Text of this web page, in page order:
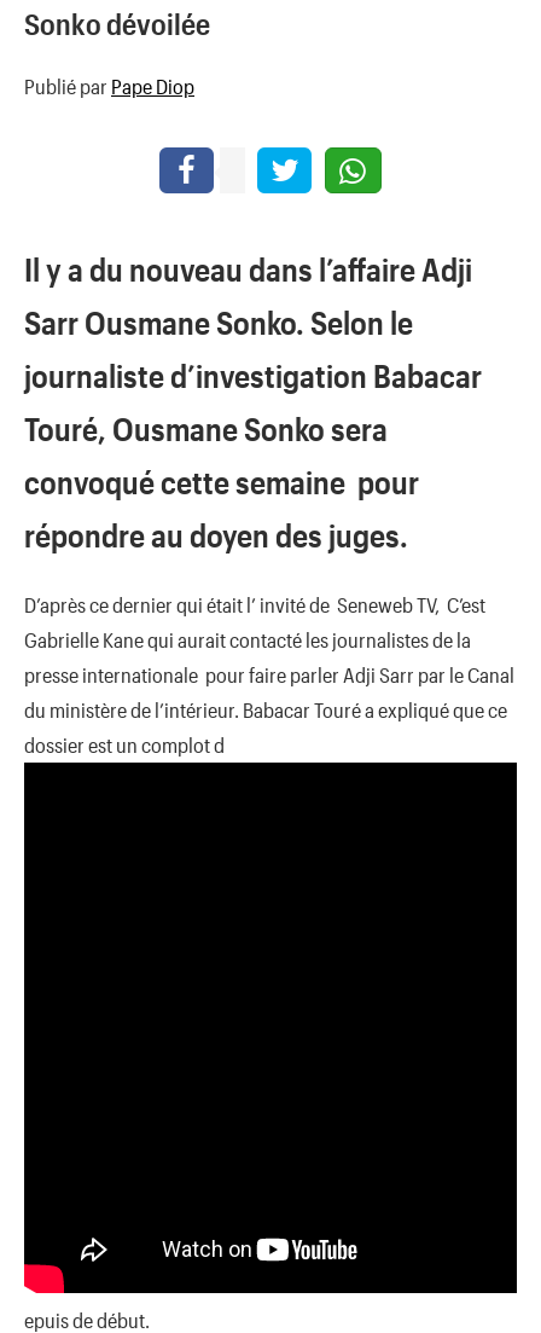
Sonko dévoilée
Publié par Pape Diop
Il y a du nouveau dans l’affaire Adji
Sarr Ousmane Sonko. Selon le
journaliste d’investigation Babacar
Touré, Ousmane Sonko sera
convoqué cette semaine pour
répondre au doyen des juges.
D’après ce dernier qui était l’ invité de Seneweb TV, C’est
Gabrielle Kane qui aurait contacté les journalistes de la
presse internationale pour faire parler Adji Sarr par le Canal
du ministère de l’intérieur. Babacar Touré a expliqué que ce
dossier est un complot d
epuis de début.